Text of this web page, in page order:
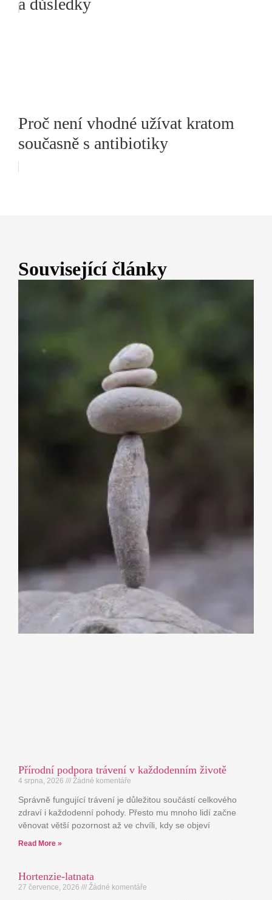
a důsledky
Proč není vhodné užívat kratom
současně s antibiotiky
Související články
Přírodní podpora trávení v každodenním životě
4 srpna, 2026 Žádné komentáře
Správně fungující trávení je důležitou součástí celkového
zdraví i každodenní pohody. Přesto mu mnoho lidí začne
věnovat větší pozornost až ve chvíli, kdy se objeví
Read More »
Hortenzie-latnata
27 července, 2026 Žádné komentáře